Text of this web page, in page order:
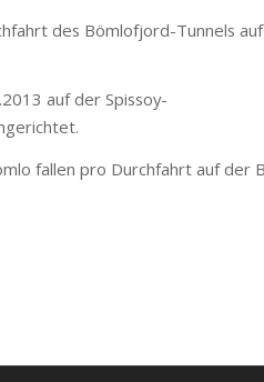
des Bömlofjord-Tunnels auf
auf der Spissoy-
.
fallen pro Durchfahrt auf der